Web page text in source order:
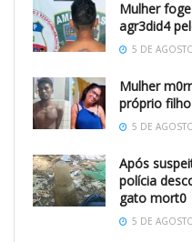
Mulher
agr3did4
5 DE
Mulher
próprio
5 DE
Após
polícia
gato mort0
5 DE